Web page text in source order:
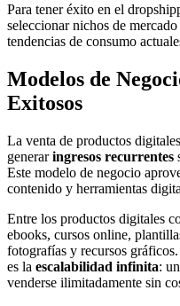
Para tener éxito en el
seleccionar nichos de
tendencias de consumo
Modelos de
Exitosos
La venta de productos
generaringresos recurrentes
Este modelo de negocio
contenido y herramientas
Entre los productos digitales
ebooks, cursos online,
fotografías y recursos
es la escalabilidad infinita:
venderse ilimitadamente sin